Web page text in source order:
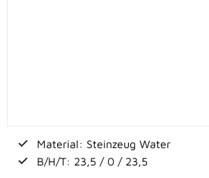
Material: Steinzeug Water
B/H/T: 23,5 / 0 / 23,5